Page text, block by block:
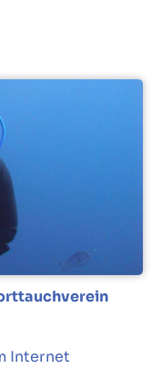
Internet